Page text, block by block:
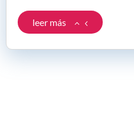
leer más